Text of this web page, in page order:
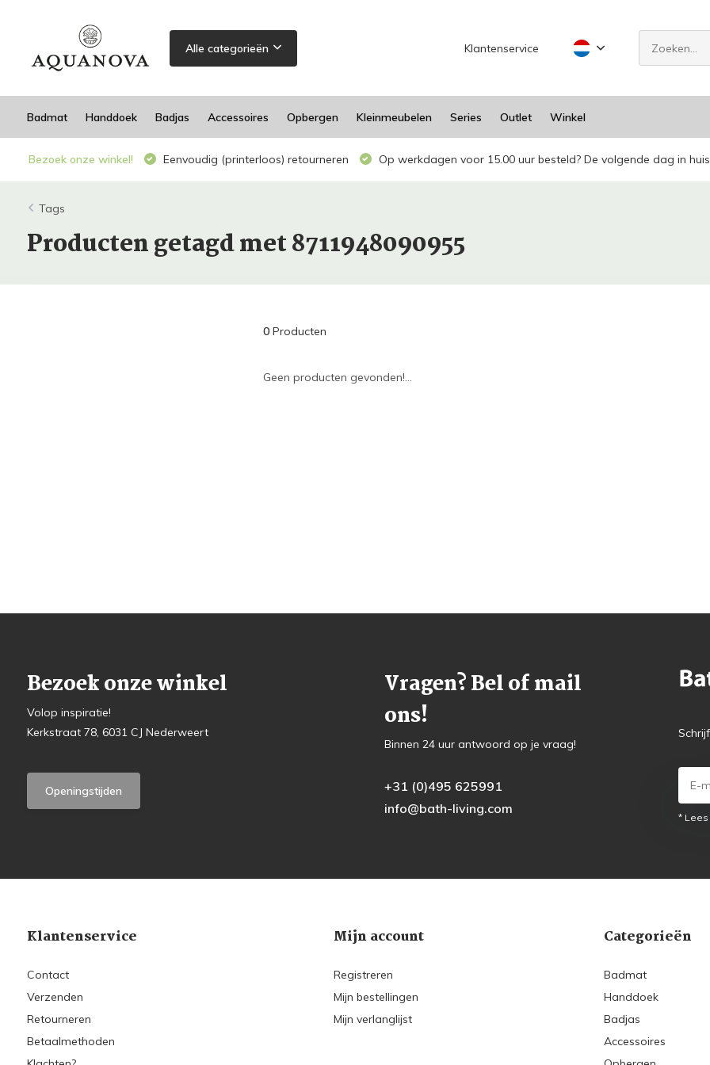
Alle categorieën Klantenservice
Badmat Handdoek Badjas Accessoires Opbergen Kleinmeubelen Series Outlet Winkel
Bezoek onze winkel! Eenvoudig (printerloos) retourneren Op werkdagen voor 15.00 uur besteld? De volgende dag in
Tags
Producten getagd met 8711948090955
0Producten
Geen producten gevonden!...
Bezoek onze winkel
Volop inspiratie!
Kerkstraat 78, 6031 CJ Nederweert
Openingstijden
Vragen? Bel of mail
ons!
Binnen 24 uur antwoord op je vraag!
+31 (0)495 625991
info@bath-living.com
*
Klantenservice
Contact
Verzenden
Retourneren
Betaalmethoden
Mijn account
Registreren
Mijn bestellingen
Mijn verlanglijst
Categorieën
Badmat
Handdoek
Badjas
Accessoires